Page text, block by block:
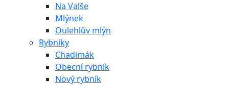
Na Valše
Mlýnek
Oulehlův mlýn
Rybníky
Chadimák
Obecní rybník
Nový rybník